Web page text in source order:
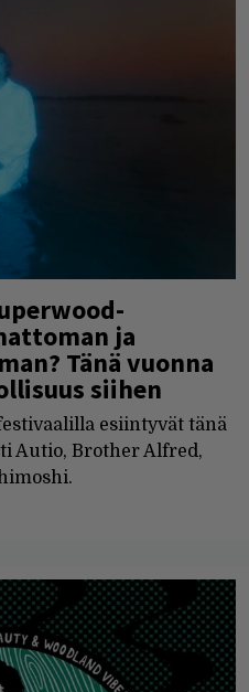
ja
Tänä vuonna
siihen
esiintyvät tänä
Autio, Brother Alfred,